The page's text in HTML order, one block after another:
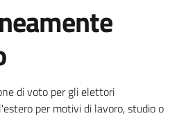
notizia
di voto per gli elettori
per motivi di lavoro, studio o